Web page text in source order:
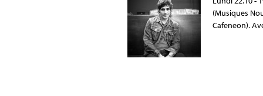
(Musiques
Cafeneon).